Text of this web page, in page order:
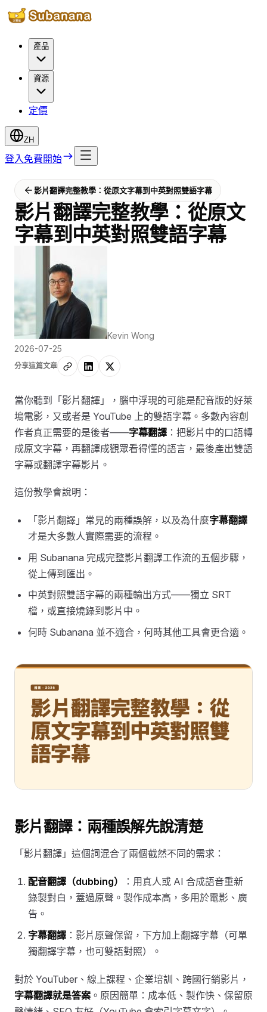
產品
資源
定價
ZH
登入 免費開始
影片翻譯完整教學：從原文字幕到中英對照雙語字幕
影片翻譯完整教學：從原文
字幕到中英對照雙語字幕
Kevin Wong
2026-07-25
分享這篇文章
當你聽到「影片翻譯」，腦中浮現的可能是配音版的好萊
塢電影，又或者是 YouTube 上的雙語字幕。多數內容創
作者真正需要的是後者——字幕翻譯 ：把影片中的口語轉
成原文字幕，再翻譯成觀眾看得懂的語言，最後產出雙語
字幕或翻譯字幕影片。
這份教學會說明：
「影片翻譯」常見的兩種誤解，以及為什麼字幕翻譯
才是大多數人實際需要的流程。
用 Subanana 完成完整影片翻譯工作流的五個步驟，
從上傳到匯出。
中英對照雙語字幕的兩種輸出方式——獨立 SRT
檔，或直接燒錄到影片中。
何時 Subanana 並不適合，何時其他工具會更合適。
影片翻譯：兩種誤解先說清楚
「影片翻譯」這個詞混合了兩個截然不同的需求：
配音翻譯（dubbing）
：用真人或 AI 合成語音重新
錄製對白，蓋過原聲。製作成本高，多用於電影、廣
告。
字幕翻譯 ：影片原聲保留，下方加上翻譯字幕（可單
獨翻譯字幕，也可雙語對照）。
對於 YouTuber、線上課程、企業培訓、跨國行銷影片，
字幕翻譯就是答案 。原因簡單：成本低、製作快、保留原